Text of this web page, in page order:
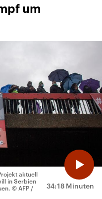
um
34:18 Minuten
aktuell
in Serbien
© AFP /